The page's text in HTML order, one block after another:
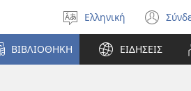
Επιλέξτε
γλώσσα
Ελληνική
νέο
ΒΙΒΛΙΟΘΗΚΗ ΕΙΔΗΣΕΙΣ